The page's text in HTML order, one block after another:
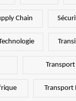
Chain
Transport
Transport